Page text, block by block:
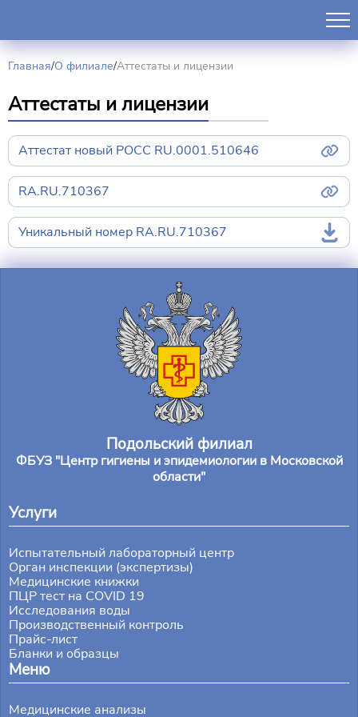
Главная/О филиале/Аттестаты и лицензии
Аттестаты и лицензии
Аттестат новый РОСС RU.0001.510646
RA.RU.710367
Уникальный номер RA.RU.710367
Подольский филиал
ФБУЗ "Центр гигиены и эпидемиологии в Московской
области"
Услуги
Испытательный лабораторный центр
Орган инспекции (экспертизы)
Медицинские книжки
ПЦР тест на COVID 19
Исследования воды
Производственный контроль
Прайс-лист
Бланки и образцы
Меню
Медицинские анализы